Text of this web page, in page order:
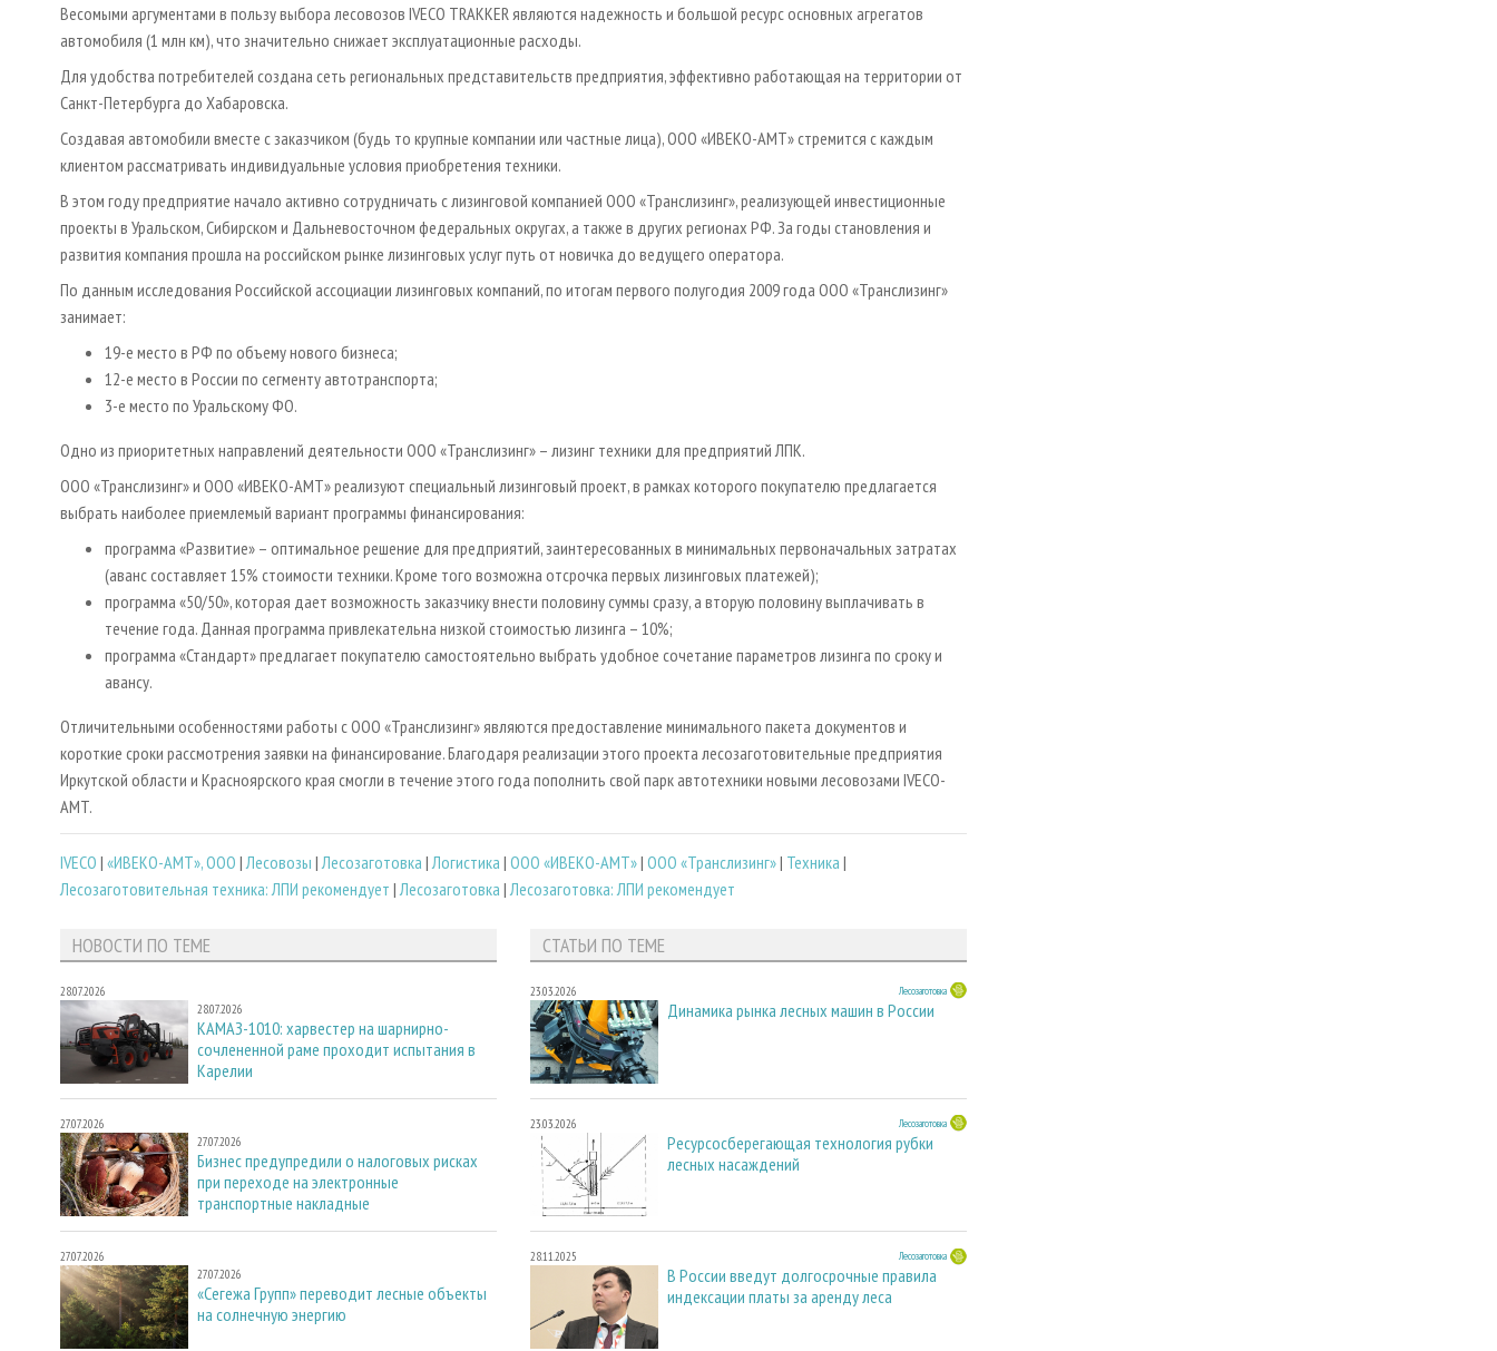
Весомыми аргументами в пользу выбора лесовозов IVECO TRAKKER являются надежность и большой ресурс основных агрегатов
автомобиля (1 млн км), что значительно снижает эксплуатационные расходы.
Для удобства потребителей создана сеть региональных представительств предприятия, эффективно работающая на территории от
Санкт-Петербурга до Хабаровска.
Создавая автомобили вместе с заказчиком (будь то крупные компании или частные лица), ООО «ИВЕКО-АМТ» стремится с каждым
клиентом рассматривать индивидуальные условия приобретения техники.
В этом году предприятие начало активно сотрудничать с лизинговой компанией ООО «Транслизинг», реализующей инвестиционные
проекты в Уральском, Сибирском и Дальневосточном федеральных округах, а также в других регионах РФ. За годы становления и
развития компания прошла на российском рынке лизинговых услуг путь от новичка до ведущего оператора.
По данным исследования Российской ассоциации лизинговых компаний, по итогам первого полугодия 2009 года ООО «Транслизинг»
занимает:
19-е место в РФ по объему нового бизнеса;
12-е место в России по сегменту автотранспорта;
3-е место по Уральскому ФО.
Одно из приоритетных направлений деятельности ООО «Транслизинг» – лизинг техники для предприятий ЛПК.
ООО «Транслизинг» и ООО «ИВЕКО-АМТ» реализуют специальный лизинговый проект, в рамках которого покупателю предлагается
выбрать наиболее приемлемый вариант программы финансирования:
программа «Развитие» – оптимальное решение для предприятий, заинтересованных в минимальных первоначальных затратах
(аванс составляет 15% стоимости техники. Кроме того возможна отсрочка первых лизинговых платежей);
программа «50/50», которая дает возможность заказчику внести половину суммы сразу, а вторую половину выплачивать в
течение года. Данная программа привлекательна низкой стоимостью лизинга – 10%;
программа «Стандарт» предлагает покупателю самостоятельно выбрать удобное сочетание параметров лизинга по сроку и
авансу.
Отличительными особенностями работы с ООО «Транслизинг» являются предоставление минимального пакета документов и
короткие сроки рассмотрения заявки на финансирование. Благодаря реализации этого проекта лесозаготовительные предприятия
Иркутской области и Красноярского края смогли в течение этого года пополнить свой парк автотехники новыми лесовозами IVECO-
AMT.
IVECO | «ИВЕКО-АМТ», ООО |Лесовозы |Лесозаготовка |Логистика | ООО «ИВЕКО-АМТ»| ООО «Транслизинг»| Техника |
Лесозаготовительная техника: ЛПИ рекомендует |Лесозаготовка |Лесозаготовка: ЛПИ рекомендует
НОВОСТИ ПО ТЕМЕ
28.07.2026
28.07.2026
КАМАЗ-1010: харвестер на шарнирно-
сочлененной раме проходит испытания в
Карелии
27.07.2026
27.07.2026
Бизнес предупредили о налоговых рисках
при переходе на электронные
транспортные накладные
27.07.2026
27.07.2026
«Сегежа Групп» переводит лесные объекты
на солнечную энергию
СТАТЬИ ПО ТЕМЕ
23.03.2026 Лесозаготовка
Динамика рынка лесных машин в России
23.03.2026 Лесозаготовка
Ресурсосберегающая технология рубки
лесных насаждений
28.11.2025 Лесозаготовка
В России введут долгосрочные правила
индексации платы за аренду леса